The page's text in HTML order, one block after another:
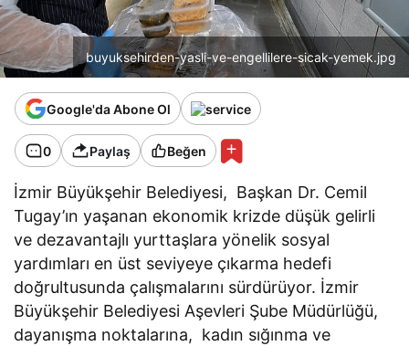
buyuksehirden-yasli-ve-engellilere-sicak-yemek.jpg
Google'da Abone Ol
0 Paylaş Beğen
İzmir Büyükşehir Belediyesi, Başkan Dr. Cemil
Tugay’ın yaşanan ekonomik krizde düşük gelirli
ve dezavantajlı yurttaşlara yönelik sosyal
yardımları en üst seviyeye çıkarma hedefi
doğrultusunda çalışmalarını sürdürüyor. İzmir
Büyükşehir Belediyesi Aşevleri Şube Müdürlüğü,
dayanışma noktalarına, kadın sığınma ve